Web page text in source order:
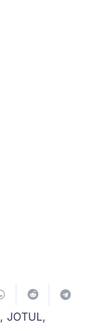
, JOTUL,